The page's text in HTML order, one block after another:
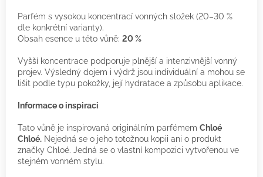
Parfém s vysokou koncentrací vonných složek (20–30 %
dle konkrétní varianty).
Obsah esence u této vůně: 20 %
Vyšší koncentrace podporuje plnější a intenzivnější vonný
projev. Výsledný dojem i výdrž jsou individuální a mohou se
lišit podle typu pokožky, její hydratace a způsobu aplikace.
Informace o inspiraci
Tato vůně je inspirovaná originálním parfémem Chloé
Chloé. Nejedná se o jeho totožnou kopii ani o produkt
značky Chloé. Jedná se o vlastní kompozici vytvořenou ve
stejném vonném stylu.